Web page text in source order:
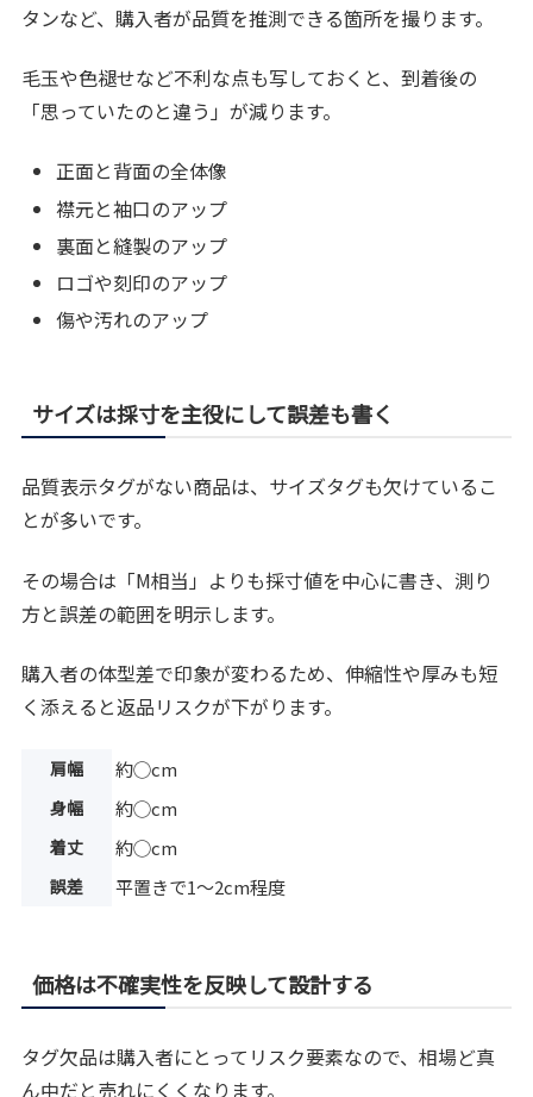
タンなど、購入者が品質を推測できる箇所を撮ります。
毛玉や色褪せなど不利な点も写しておくと、到着後の
「思っていたのと違う」が減ります。
正面と背面の全体像
襟元と袖口のアップ
裏面と縫製のアップ
ロゴや刻印のアップ
傷や汚れのアップ
サイズは採寸を主役にして誤差も書く
品質表示タグがない商品は、サイズタグも欠けているこ
とが多いです。
その場合は「M相当」よりも採寸値を中心に書き、測り
方と誤差の範囲を明示します。
購入者の体型差で印象が変わるため、伸縮性や厚みも短
く添えると返品リスクが下がります。
肩幅 約◯cm
身幅 約◯cm
着丈 約◯cm
誤差 平置きで1〜2cm程度
価格は不確実性を反映して設計する
タグ欠品は購入者にとってリスク要素なので、相場ど真
ん中だと売れにくくなります。